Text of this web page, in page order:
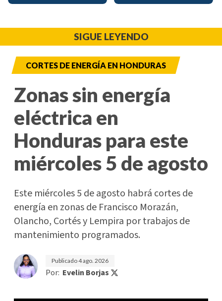
SIGUE LEYENDO
CORTES DE ENERGÍA EN HONDURAS
Zonas sin energía
eléctrica en
Honduras para este
miércoles 5 de agosto
Este miércoles 5 de agosto habrá cortes de
energía en zonas de Francisco Morazán,
Olancho, Cortés y Lempira por trabajos de
mantenimiento programados.
Publicado4 ago. 2026
Por: Evelin Borjas